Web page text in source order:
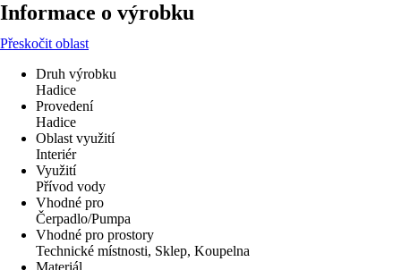
Informace o výrobku
Přeskočit oblast
Druh výrobku
Hadice
Provedení
Hadice
Oblast využití
Interiér
Využití
Přívod vody
Vhodné pro
Čerpadlo/Pumpa
Vhodné pro prostory
Technické místnosti, Sklep, Koupelna
Materiál